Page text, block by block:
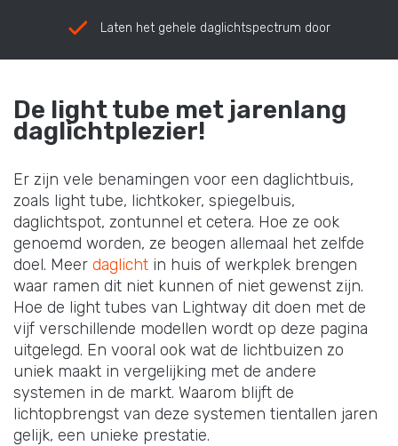
Laten het gehele daglichtspectrum door
De light tube met jarenlang
daglichtplezier!
Er zijn vele benamingen voor een daglichtbuis,
zoals light tube, lichtkoker, spiegelbuis,
daglichtspot, zontunnel et cetera. Hoe ze ook
genoemd worden, ze beogen allemaal het zelfde
doel. Meer daglicht in huis of werkplek brengen
waar ramen dit niet kunnen of niet gewenst zijn.
Hoe de light tubes van Lightway dit doen met de
vijf verschillende modellen wordt op deze pagina
uitgelegd. En vooral ook wat de lichtbuizen zo
uniek maakt in vergelijking met de andere
systemen in de markt. Waarom blijft de
lichtopbrengst van deze systemen tientallen jaren
gelijk, een unieke prestatie.